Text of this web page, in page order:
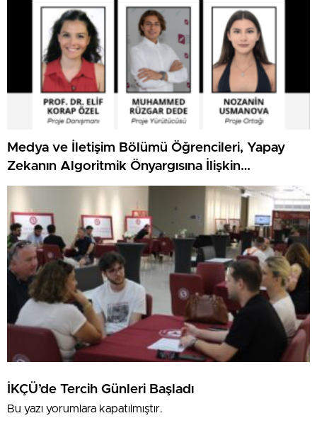
Medya ve İletişim Bölümü Öğrencileri, Yapay
Zekanın Algoritmik Önyargısına İlişkin
Farkındalık Düzeylerini Araştıracak
İKÇÜ’de Tercih Günleri Başladı
Bu yazı yorumlara kapatılmıştır.